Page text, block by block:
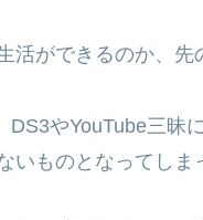
活ができるのか、
やYouTube三昧
ものとなってしま